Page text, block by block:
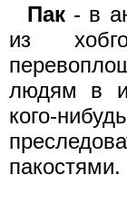
Пак - в
из
людям в
кого-
пакостями.